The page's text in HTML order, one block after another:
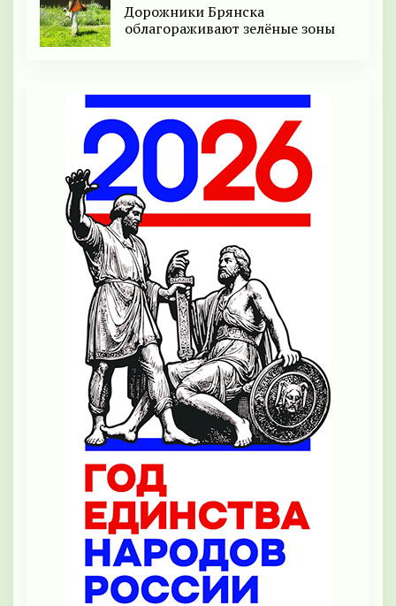
Дорожники Брянска
облагораживают зелёные зоны